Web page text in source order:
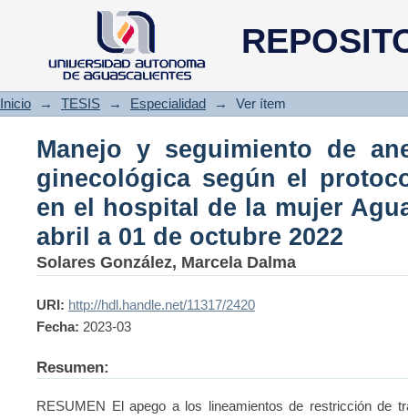
Manejo y seguimiento de
protocolo de patient blood
01 de abril a 01 de octubre
Inicio → TESIS → Especialidad → Ver ítem
Manejo y seguimiento de
ginecológica según el
en el hospital de la mujer
abril a 01 de octubre 2022
Solares González, Marcela Dalma
URI: http://hdl.handle.net/11317/2420
Fecha: 2023-03
Resumen:
RESUMEN El apego a los lineamientos de restricción de